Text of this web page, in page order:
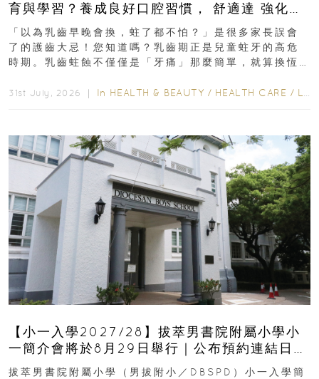
育與學習？養成良好口腔習慣， 舒適達 強化琺
瑯質 兒童牙膏防護指南
「以為乳齒早晚會換，蛀了都不怕？」是很多家長誤會
了的護齒大忌！您知道嗎？乳齒期正是兒童蛀牙的高危
時期。乳齒蛀蝕不僅僅是「牙痛」那麼簡單，就算換恆
31st July, 2026 ｜ In HEALTH & BEAUTY / HEALTH CARE / LIFESTYLE
【小一入學2027/28】拔萃男書院附屬小學小
一簡介會將於8月29日舉行｜公布預約連結日期
｜更設有網上重溫
拔萃男書院附屬小學（男拔附小／DBSPD）小一入學簡